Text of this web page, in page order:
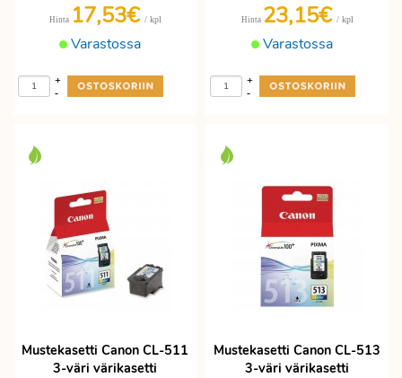
Varastossa
Hinta 17,53€ / kpl
-
+
Varastossa
Hinta 23,15€ / kpl
-
+
Mustekasetti Canon CL-511
3-väri värikasetti
Mustekasetti Canon CL-513
3-väri värikasetti